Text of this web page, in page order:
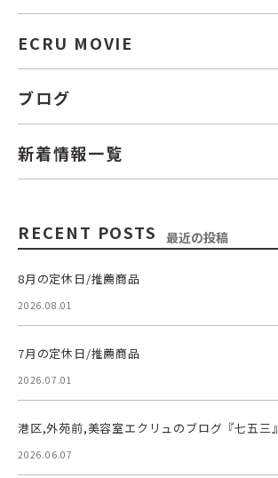
ECRU MOVIE
ブログ
新着情報一覧
RECENT POSTS 最近の投稿
8月の定休日/推薦商品
2026.08.01
7月の定休日/推薦商品
2026.07.01
港区,外苑前,美容室エクリュのブログ『七五三』
2026.06.07